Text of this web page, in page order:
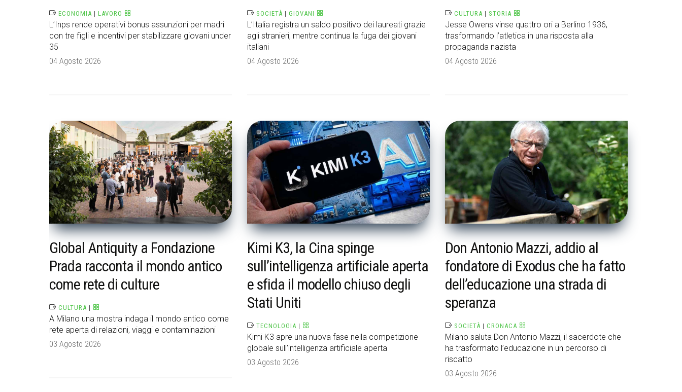
ECONOMIA | LAVORO
L’Inps rende operativi bonus assunzioni per madri
con tre figli e incentivi per stabilizzare giovani under
35
04 Agosto 2026
SOCIETÀ | GIOVANI
L’Italia registra un saldo positivo dei laureati grazie
agli stranieri, mentre continua la fuga dei giovani
italiani
04 Agosto 2026
CULTURA | STORIA
Jesse Owens vinse quattro ori a Berlino 1936,
trasformando l’atletica in una risposta alla
propaganda nazista
04 Agosto 2026
Global Antiquity a Fondazione
Prada racconta il mondo antico
come rete di culture
CULTURA |
A Milano una mostra indaga il mondo antico come
rete aperta di relazioni, viaggi e contaminazioni
03 Agosto 2026
Kimi K3, la Cina spinge
sull’intelligenza artificiale aperta
e sfida il modello chiuso degli
Stati Uniti
TECNOLOGIA |
Kimi K3 apre una nuova fase nella competizione
globale sull’intelligenza artificiale aperta
03 Agosto 2026
Don Antonio Mazzi, addio al
fondatore di Exodus che ha fatto
dell’educazione una strada di
speranza
SOCIETÀ | CRONACA
Milano saluta Don Antonio Mazzi, il sacerdote che
ha trasformato l’educazione in un percorso di
riscatto
03 Agosto 2026